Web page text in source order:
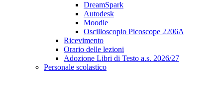
DreamSpark
Autodesk
Moodle
Oscilloscopio Picoscope 2206A
Ricevimento
Orario delle lezioni
Adozione Libri di Testo a.s. 2026/27
Personale scolastico